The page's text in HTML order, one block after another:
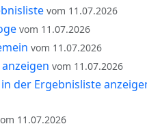
vom 11.07.2026
vom 11.07.2026
vom 11.07.2026
vom 11.07.2026
der Ergebnisliste
11.07.2026